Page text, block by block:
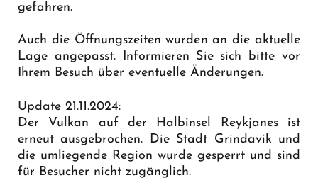
gefahren.
Auch die Öffnungszeiten wurden an die aktuelle
Lage angepasst. Informieren Sie sich bitte vor
Ihrem Besuch über eventuelle Änderungen.
Update 21.11.2024:
Der Vulkan auf der Halbinsel Reykjanes ist
erneut ausgebrochen. Die Stadt Grindavik und
die umliegende Region wurde gesperrt und sind
für Besucher nicht zugänglich.